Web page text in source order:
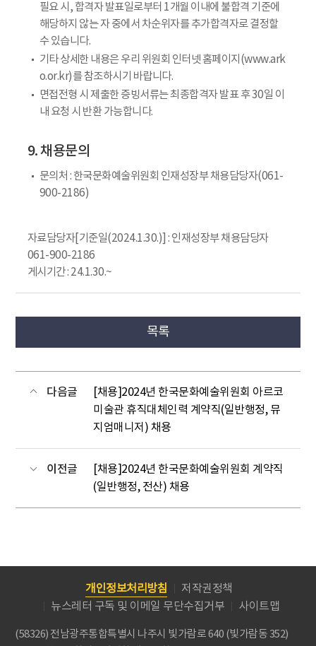
필요 시, 합격자 발표일로부터 1개월 이내에 불합격 기준에
해당하지 않는 자 중에서 차순위자를 추가합격자로 결정할
수 있습니다.
기타 상세한 내용은 우리 위원회 인터넷 홈페이지(www.ark
o.or.kr)를 참조하시기 바랍니다.
면접전형 시 제출한 증빙서류는 최종합격자 발표 후 30일 이
내 요청 시 반환 가능합니다.
9. 채용문의
문의처 : 한국문화예술위원회 인재성장부 채용담당자(061-
900-2186)
자료담당자[기준일(2024.1.30.)] : 인재성장부 채용담당자
061-900-2186
게시기간 : 24.1.30.~
목록
다음글
[채용]2024년 한국문화예술위원회 아르코
미술관 휴직대체인력 계약직(일반행정, 뮤
지엄매니저) 채용
이전글
[채용]2024년 한국문화예술위원회 계약직
(일반행정, 전산) 채용
개인정보처리방침
저작권정책
뉴스레터 구독 및 이메일 무단수집거부
사이트맵
(58326) 전남광주통합특별시 나주시 빛가람로 640 (빛가람동 352)